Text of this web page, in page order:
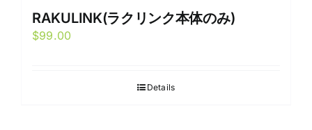
RAKULINK(ラクリンク本体のみ)
$99.00
Details